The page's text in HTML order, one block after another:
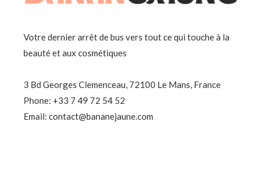
Votre dernier arrêt de bus vers tout ce qui touche à la
beauté et aux cosmétiques
3 Bd Georges Clemenceau, 72100 Le Mans, France
Phone: +33 7 49 72 54 52
Email: contact@bananejaune.com